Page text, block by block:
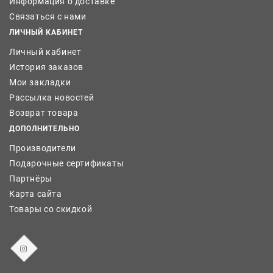
Связаться с нами
ЛИЧНЫЙ КАБИНЕТ
Личный кабинет
История заказов
Мои закладки
Рассылка новостей
Возврат товара
ДОПОЛНИТЕЛЬНО
Производители
Подарочные сертификаты
Партнёры
Карта сайта
Товары со скидкой